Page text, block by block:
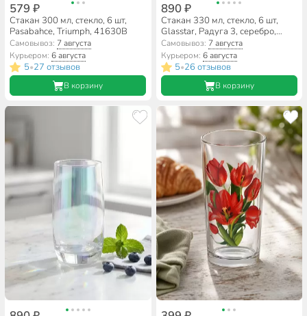
579 ₽
Стакан 300 мл, стекло, 6 шт,
Pasabahce, Triumph, 41630B
Самовывоз: 7 августа
Курьером:6 августа
5•27 отзывов
В корзину
890 ₽
Стакан 330 мл, стекло, 6 шт,
Glasstar, Радуга 3, серебро,
RN_9369_3
Самовывоз: 7 августа
Курьером: 6 августа
5•26 отзывов
В корзину